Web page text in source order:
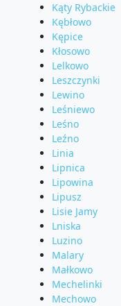
Kąty Rybackie
Kębłowo
Kępice
Kłosowo
Lelkowo
Leszczynki
Lewino
Leśniewo
Leśno
Leźno
Linia
Lipnica
Lipowina
Lipusz
Lisie Jamy
Lniska
Luzino
Malary
Małkowo
Mechelinki
Mechowo